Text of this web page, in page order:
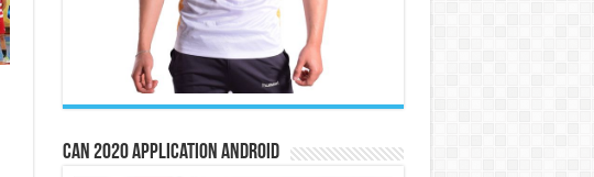
CAN 2020 Application Android